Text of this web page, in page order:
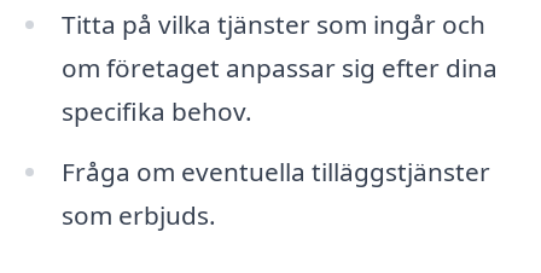
Titta på vilka tjänster som ingår och
om företaget anpassar sig efter dina
specifika behov.
Fråga om eventuella tilläggstjänster
som erbjuds.